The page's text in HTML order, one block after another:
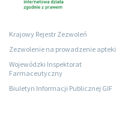
Krajowy Rejestr Zezwoleń
Zezwolenie na prowadzenie apteki
Wojewódzki Inspektorat
Farmaceutyczny
Biuletyn Informacji Publicznej GIF